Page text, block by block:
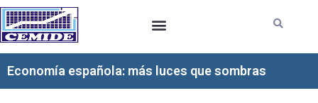
Ir
al
contenido
Economía española: más luces que sombras